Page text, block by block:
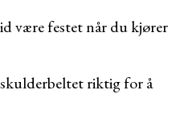
være festet når du kjører
riktig for å